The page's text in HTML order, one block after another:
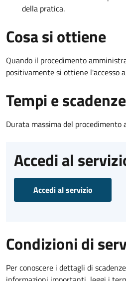
della pratica.
Cosa si ottiene
Quando il procedimento
positivamente si ottiene l'accesso
Tempi e scadenze
Durata massima del
Accedi al
Accedi al servizio
Condizioni di
Per conoscere i dettagli di